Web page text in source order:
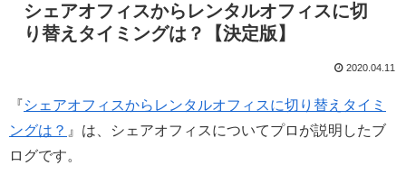
シェアオフィスからレンタルオフィスに切
り替えタイミングは？【決定版】
2020.04.11
『シェアオフィスからレンタルオフィスに切り替えタイミ
ングは？ 』は、シェアオフィスについてプロが説明したブ
ログです。